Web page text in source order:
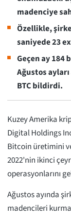
madenciye
Özellikle,
saniyede 23
Geçen ay
Ağustos
BTC bildirdi.
Kuzey Amerika
Digital Holdings
Bitcoin üretimini
2022'nin ikinci
operasyonlarını
Ağustos ayında
madencileri